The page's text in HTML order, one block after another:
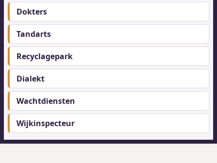
menu
Dokters
Tandarts
Recyclagepark
Dialekt
Wachtdiensten
Wijkinspecteur